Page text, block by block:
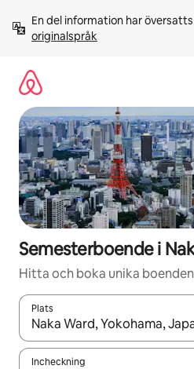
innehåll
En del information har
originalspråk
Semesterboende i
Hitta och boka unika
Plats
När resultaten är tillgängliga
Incheckning